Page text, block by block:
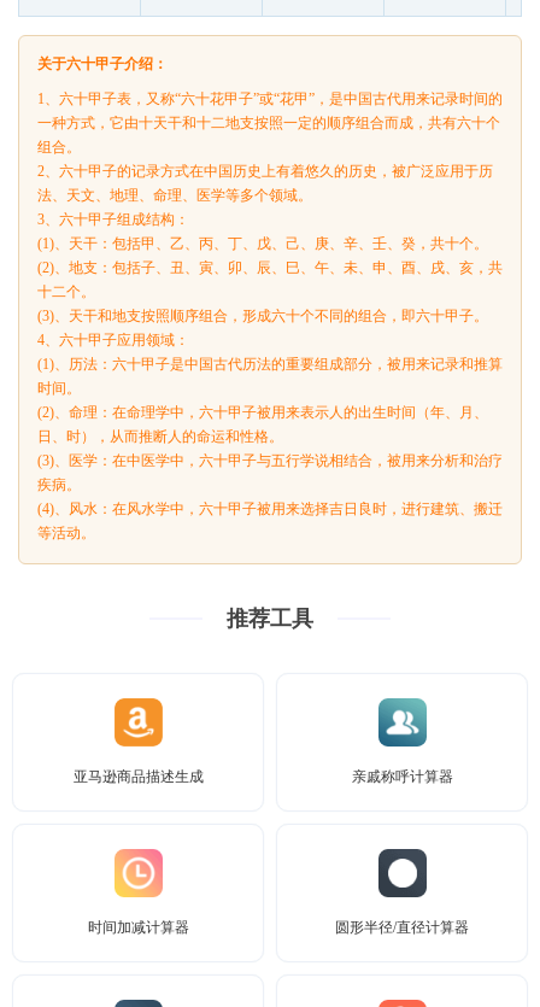
关于六十甲子介绍：
1、六十甲子表，又称“六十花甲子”或“花甲”，是中国古代用来记录时间的
一种方式，它由十天干和十二地支按照一定的顺序组合而成，共有六十个
组合。
2、六十甲子的记录方式在中国历史上有着悠久的历史，被广泛应用于历
法、天文、地理、命理、医学等多个领域。
3、六十甲子组成结构：
(1)、天干：包括甲、乙、丙、丁、戊、己、庚、辛、壬、癸，共十个。
(2)、地支：包括子、丑、寅、卯、辰、巳、午、未、申、酉、戌、亥，共
十二个。
(3)、天干和地支按照顺序组合，形成六十个不同的组合，即六十甲子。
4、六十甲子应用领域：
(1)、历法：六十甲子是中国古代历法的重要组成部分，被用来记录和推算
时间。
(2)、命理：在命理学中，六十甲子被用来表示人的出生时间（年、月、
日、时），从而推断人的命运和性格。
(3)、医学：在中医学中，六十甲子与五行学说相结合，被用来分析和治疗
疾病。
(4)、风水：在风水学中，六十甲子被用来选择吉日良时，进行建筑、搬迁
等活动。
推荐工具
亚马逊商品描述生成 亲戚称呼计算器
时间加减计算器 圆形半径/直径计算器